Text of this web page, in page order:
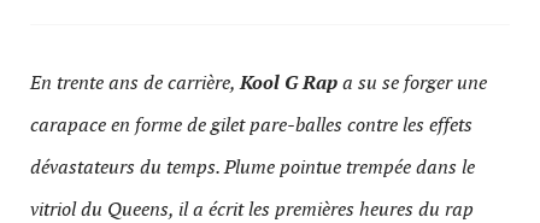
En trente ans de carrière,Kool G Rapa su se forger une
carapace en forme de gilet pare-balles contre les effets
dévastateurs du temps. Plume pointue trempée dans le
vitriol du Queens, il a écrit les premières heures du rap